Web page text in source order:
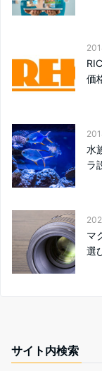
価
水
ラ
マ
選
サイト内検索